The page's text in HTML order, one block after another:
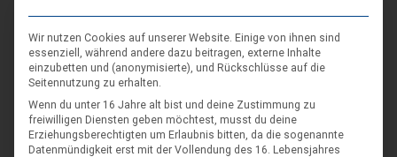
ARR|JEL Sommertreffen 2026
Blankenburg (Harz)-Wienrode
Wir nutzen Cookies auf unserer Website. Einige von ihnen sind
essenziell, während andere dazu beitragen, externe Inhalte
einzubetten und (anonymisierte), und Rückschlüsse auf die
Seitennutzung zu erhalten.
Wenn du unter 16 Jahre alt bist und deine Zustimmung zu
freiwilligen Diensten geben möchtest, musst du deine
Erziehungsberechtigten um Erlaubnis bitten, da die sogenannte
Datenmündigkeit erst mit der Vollendung des 16. Lebensjahres